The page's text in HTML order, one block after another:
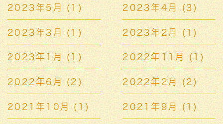
2023年5月 (1) 2023年4月 (3)
2023年3月 (1) 2023年2月 (1)
2023年1月 (1) 2022年11月 (1)
2022年6月 (2) 2022年2月 (2)
2021年10月 (1) 2021年9月 (1)